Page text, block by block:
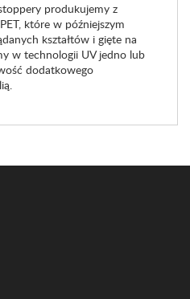
produkujemy z
które w późniejszym
kształtów i gięte na
w technologii UV jedno lub
dodatkowego